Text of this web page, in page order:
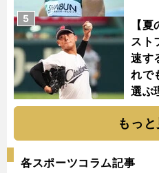
【
スト
速す
れで
選ぶ
5
もっ
各スポーツコラム記事